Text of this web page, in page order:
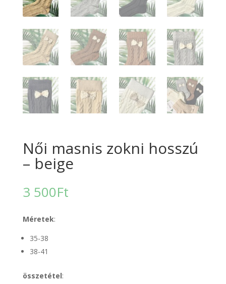
Női masnis zokni hosszú
– beige
3 500Ft
Méretek:
35-38
38-41
összetétel: